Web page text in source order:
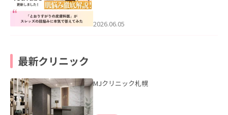
2026.06.05
最新クリニック
MJクリニック札幌